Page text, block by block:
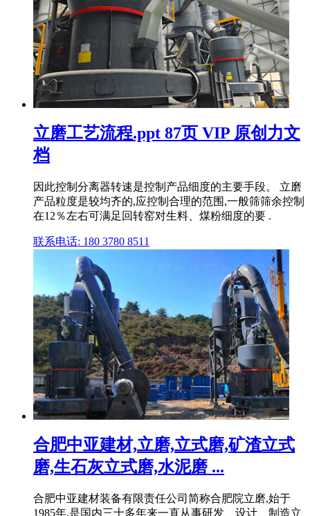
立磨工艺流程.ppt 87页 VIP 原创力文
档
因此控制分离器转速是控制产品细度的主要手段。 立磨
产品粒度是较均齐的,应控制合理的范围,一般筛筛余控制
在12％左右可满足回转窑对生料、煤粉细度的要 .
联系电话: 180 3780 8511
合肥中亚建材,立磨,立式磨,矿渣立式
磨,生石灰立式磨,水泥磨 ...
合肥中亚建材装备有限责任公司简称合肥院立磨,始于
1985年,是国内三十多年来一直从事研发、设计、制造立